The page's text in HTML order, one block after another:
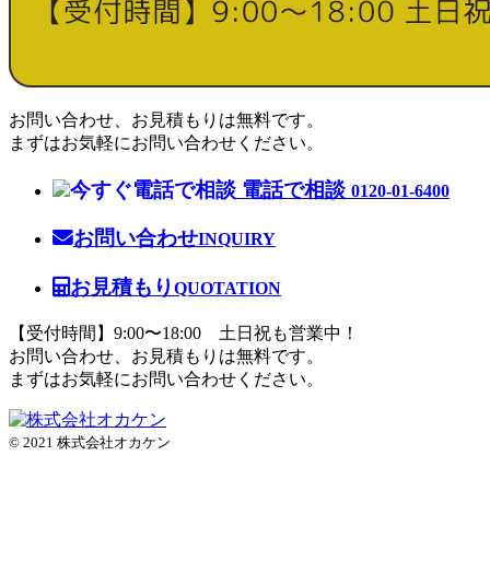
お問い合わせ、お見積もりは無料です。
まずはお気軽にお問い合わせください。
電話で相談 0120-01-6400
お問い合わせINQUIRY
お見積もり QUOTATION
【受付時間】9:00〜18:00 土日祝も営業中！
お問い合わせ、お見積もりは無料です。
まずはお気軽にお問い合わせください。
© 2021 株式会社オカケン